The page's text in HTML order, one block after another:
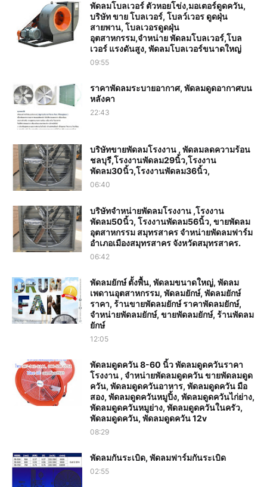
พัดลมโบลเวอร์ ตัวหอยโข่ง,มอเตอร์ดูดควัน,
บริษัท ขาย โบลเวอร์, โบลว์เวอร ดูดฝุ่น
สายพาน, โบลเวอรดูดฝุ่น
อุตสาหกรรม,จำหน่าย พัดลมโบลเวอร์,โบล
เวอร์ แรงดันสูง, พัดลมโบลเวอร์ขนาดใหญ่
09:55
ราคาพัดลมระบายอากาศ, พัดลมดูดอากาศบน
หลังคา
22:43
บริษัทขายพัดลมโรงงาน , พัดลมลดความร้อน
ชลบุรี,โรงงานพัดลม29นิ้ว,โรงงาน
พัดลม30นิ้ว,โรงงานพัดลม36นิ้ว,
06:40
บริษัทจำหน่ายพัดลมโรงงาน ,โรงงาน
พัดลม50นิ้ว, โรงงานพัดลม56นิ้ว, ขายพัดลม
อุตสาหกรรม สมุทรสาคร จำหน่ายพัดลมฟาร์ม
อำเภอเมืองสมุทรสาคร จังหวัดสมุทรสาคร.
06:42
พัดลมยักษ์ ตั้งพื้น, พัดลมขนาดใหญ่, พัดลม
เพดานอุตสาหกรรม, พัดลมยักษ์, พัดลมยักษ์
ราคา, ร้านขายพัดลมยักษ์ ราคาพัดลมยักษ์,
จำหน่ายพัดลมยักษ์, ขายพัดลมยักษ์, ร้านพัดลม
ยักษ์
12:05
พัดลมดูดควัน 8-60 นิ้ว พัดลมดูดควันราคา
โรงงาน , จำหน่ายพัดลมดูดควัน ขายพัดลมดูด
ควัน, พัดลมดูดควันอาหาร, พัดลมดูดควัน มือ
สอง, พัดลมดูดควันหมูปิ้ง, พัดลมดูดควันไก่ย่าง,
พัดลมดูดควันหมูย่าง, พัดลมดูดควันในครัว,
พัดลมดูดควัน, พัดลมดูดควัน 12v
08:29
พัดลมกันระเบิด, พัดลมฟาร์มกันระเบิด
02:55